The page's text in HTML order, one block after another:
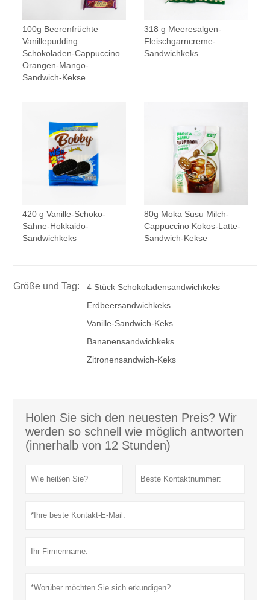
100g Beerenfrüchte
Vanillepudding
Schokoladen-Cappuccino
Orangen-Mango-
Sandwich-Kekse
318 g Meeresalgen-
Fleischgarncreme-
Sandwichkeks
420 g Vanille-Schoko-
Sahne-Hokkaido-
Sandwichkeks
80g Moka Susu Milch-
Cappuccino Kokos-Latte-
Sandwich-Kekse
Größe und Tag:
4 Stück Schokoladensandwichkeks
Erdbeersandwichkeks
Vanille-Sandwich-Keks
Bananensandwichkeks
Zitronensandwich-Keks
Holen Sie sich den neuesten Preis? Wir
werden so schnell wie möglich antworten
(innerhalb von 12 Stunden)